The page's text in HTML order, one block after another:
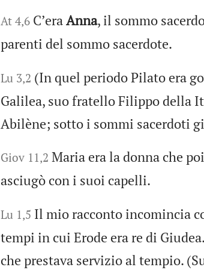
At 4,6 CʼeraAnna, il sommo
parenti del sommo sacerdote.
Lu 3,2 (In quel periodo Pilato era
Galilea, suo fratello Filippo della
Abilène; sotto i sommi sacerdoti
Giov 11,2 Maria era la donna che
asciugò con i suoi capelli.
Lu 1,5 Il mio racconto incomincia
tempi in cui Erode era re di
che prestava servizio al tempio.